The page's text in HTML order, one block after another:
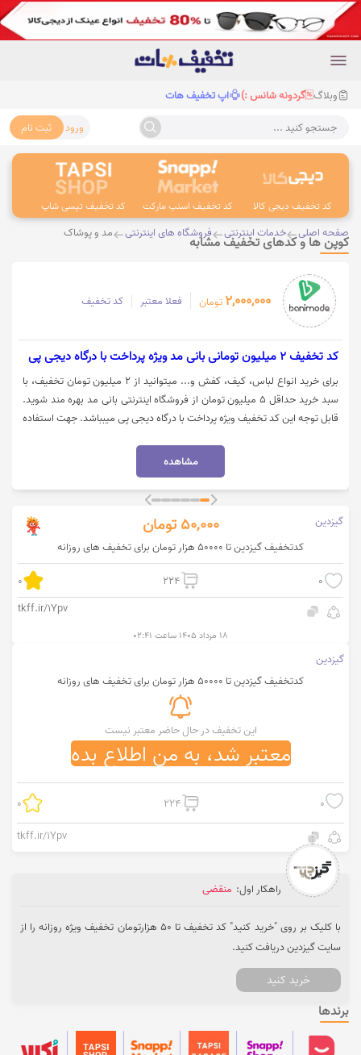
وبلاگ گردونه شانس :) اپ تخفیف هات
جستجو کنید ... ورود ثبت نام
کد تخفیف دیجی کالا کد تخفیف اسنپ مارکت کد تخفیف تپسی شاپ
صفحه اصلی خدمات اینترنتی فروشگاه های اینترنتی مد و پوشاک
کوپن ها و کدهای تخفیف مشابه
2,000,000 تومان فعلا معتبر کد تخفیف
کد تخفیف 2 میلیون تومانی بانی مد ویژه پرداخت با درگاه دیجی پی
برای خرید انواع لباس، کیف، کفش و... میتوانید از 2 میلیون تومان تخفیف، با
سبد خرید حداقل 5 میلیون تومان از فروشگاه اینترنتی بانی مد بهره مند شوید.
قابل توجه این کد تخفیف ویژه پرداخت با درگاه دیجی پی میبباشد. جهت استفاده
مشاهده
گیزدین 50,000 تومان
کدتخفیف گیزدین تا 50000 هزار تومان برای تخفیف های روزانه
0
224
0
tkff.ir/1Ypv
۱۸ مرداد ۱۴۰۵ ساعت ۰۲:۴۱
گیزدین
کدتخفیف گیزدین تا 50000 هزار تومان برای تخفیف های روزانه
این تخفیف در حال حاضر معتبر نیست
معتبر شد، به من اطلاع بده
0
224
0
tkff.ir/1Ypv
راهکار اول: منقضی
با کلیک بر روی "خرید کنید" کد تخفیف تا 50 هزارتومان تخفیف ویژه روزانه را از
سایت گیزدین دریافت کنید.
خرید کنید
برندها